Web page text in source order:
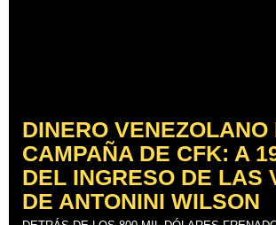
DINERO VENEZOLANO
CAMPAÑA DE CFK: A
DEL INGRESO DE LAS
DE ANTONINI WILSON